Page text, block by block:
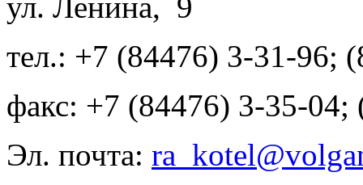
тел.: +7 (84476) 3-31-96;
факс: +7 (84476) 3-35-04;
Эл. почта: